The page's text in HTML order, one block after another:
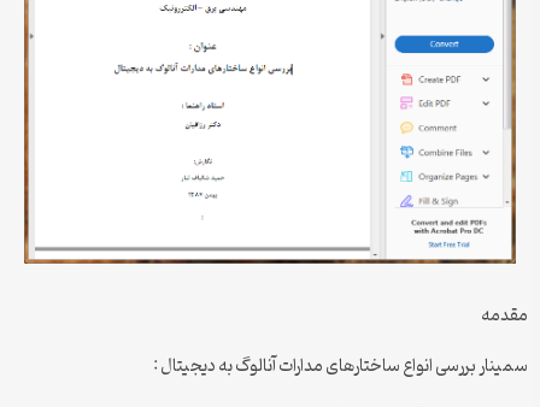
مقدمه
سمینار بررسی انواع ساختارهای مدارات آنالوگ به دیجیتال :